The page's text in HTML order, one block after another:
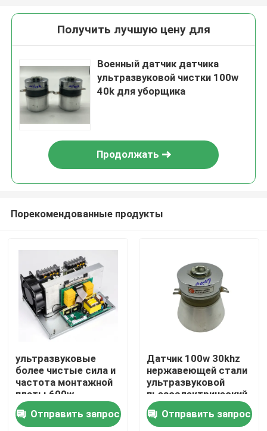
Продукты
О нас
Получить лучшую цену для
Военный датчик датчика
ультразвуковой чистки 100w
40k для уборщика
Продолжать
Порекомендованные продукты
ультразвуковые
более чистые сила и
частота монтажной
платы 600w
Отправить запрос
Датчик 100w 30khz
нержавеющей стали
ультразвуковой
пьезоэлектрический
Отправить запрос